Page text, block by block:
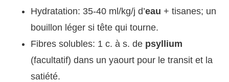
Hydratation: 35-40 ml/kg/j d’eau + tisanes; un
bouillon léger si tête qui tourne.
Fibres solubles: 1 c. à s. de psyllium
(facultatif) dans un yaourt pour le transit et la
satiété.